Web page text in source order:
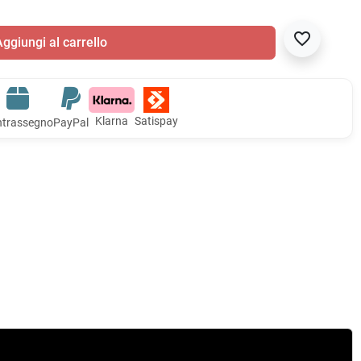
al carrello favorite_border
PayPal Klarna Satispay